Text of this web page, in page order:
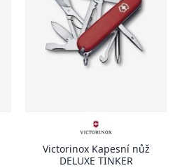
Victorinox Kapesní nůž
DELUXE TINKER